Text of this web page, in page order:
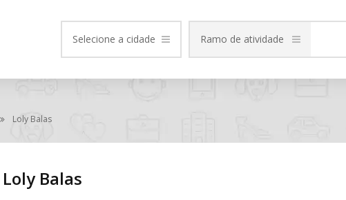
Selecione a cidade Ramo de atividade
Loly Balas
Loly Balas